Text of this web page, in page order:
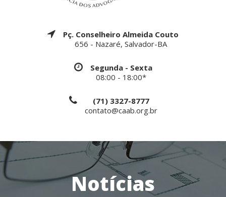
Pç. Conselheiro Almeida Couto
656 - Nazaré, Salvador-BA
Segunda - Sexta
08:00 - 18:00*
(71) 3327-8777
contato@caab.org.br
Notícias